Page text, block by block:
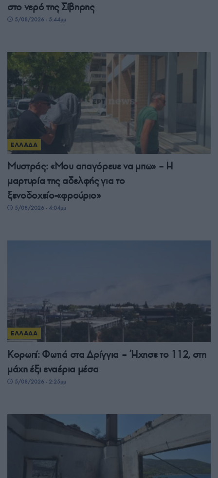
στο νερό της Σίβηρης
5/08/2026 - 5:44μμ
ΕΛΛΑΔΑ
Μυστράς: «Μου απαγόρευε να μπω» – Η
μαρτυρία της αδελφής για το
ξενοδοχείο-«φρούριο»
5/08/2026 - 4:04μμ
ΕΛΛΑΔΑ
Κορωπί: Φωτιά στα Δρίγγια – Ήχησε το 112, στη
μάχη έξι εναέρια μέσα
5/08/2026 - 2:25μμ